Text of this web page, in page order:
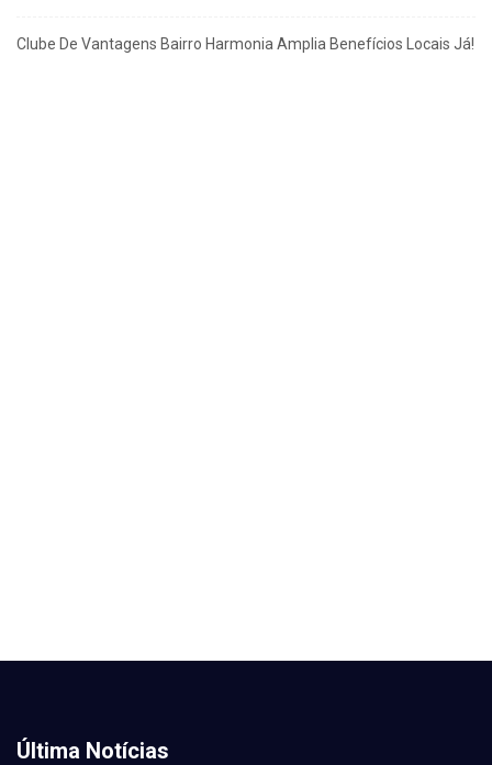
Clube De Vantagens Bairro Harmonia Amplia Benefícios Locais Já!
Última Notícias